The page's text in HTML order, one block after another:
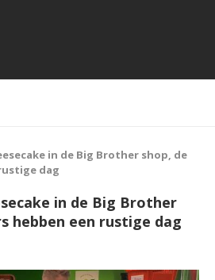
in de Big Brother shop, de
dag
in de Big Brother
hebben een rustige dag